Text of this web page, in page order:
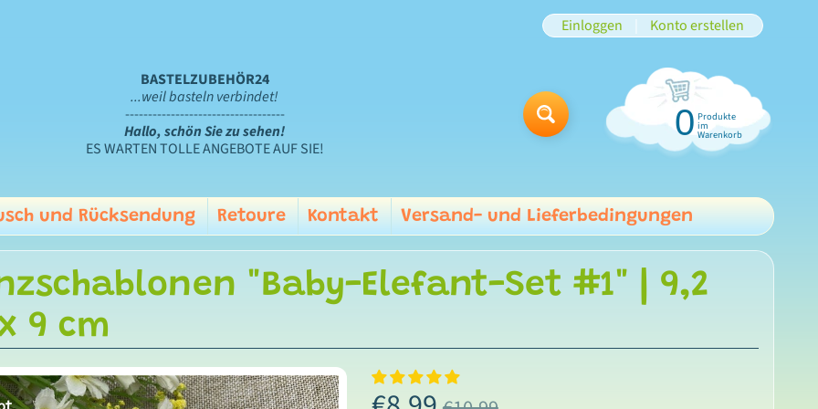
BASTELZUBEHÖR24
...weil basteln verbindet!
-----------------------------------
Hallo, schön Sie zu sehen!
ES WARTEN TOLLE ANGEBOTE AUF SIE!
Einloggen Konto erstellen
0 Produkte
im
Warenkorb
und Rücksendung Retoure Kontakt Versand- und Lieferbedingungen
menu
"Baby-Elefant-Set #1" | 9,2
9 cm